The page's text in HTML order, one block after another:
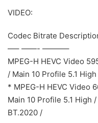
VIDEO:
Codec Bitrate
—– ——- ———–
MPEG-H HEVC Video
/ Main 10 Profile 5.1
* MPEG-H HEVC Video
Main 10 Profile 5.1 High
BT.2020 /